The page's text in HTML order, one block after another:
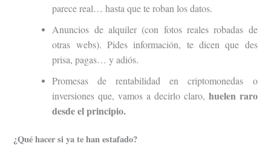
parece real… hasta que te roban los datos.
Anuncios de alquiler (con fotos reales robadas de
otras webs). Pides información, te dicen que des
prisa, pagas… y adiós.
Promesas de rentabilidad en criptomonedas o
inversiones que, vamos a decirlo claro, huelen raro
desde el principio.
¿Qué hacer si ya te han estafado?